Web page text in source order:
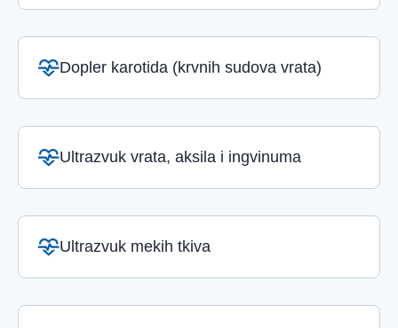
Dopler karotida (krvnih sudova vrata)
Ultrazvuk vrata, aksila i ingvinuma
Ultrazvuk mekih tkiva